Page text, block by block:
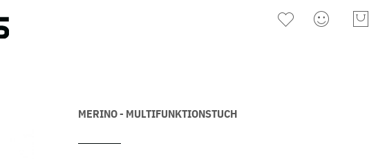
MERINO - MULTIFUNKTIONSTUCH